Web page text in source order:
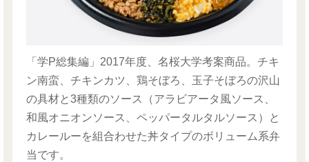
「学P総集編」2017年度、名桜大学考案商品。チキ
ン南蛮、チキンカツ、鶏そぼろ、玉子そぼろの沢山
の具材と3種類のソース（アラビアータ風ソース、
和風オニオンソース、ペッパータルタルソース）と
カレールーを組合わせた丼タイプのボリューム系弁
当です。